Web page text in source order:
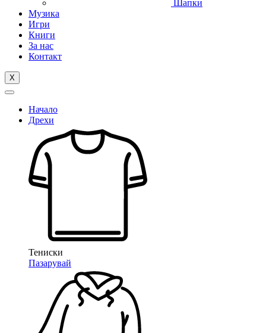
Шапки
Музика
Игри
Книги
За нас
Контакт
X
Начало
Дрехи
Тениски
Пазарувай